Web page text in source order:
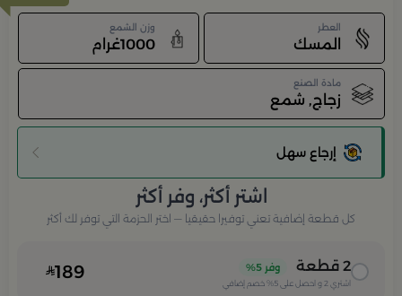
العطر
المسك
وزن الشمع
1000غرام
مادة الصنع
زجاج, شمع
إرجاع سهل
اشتر أكثر، وفر أكثر
كل قطعة إضافية تعني توفيرا حقيقيا — اختر الحزمة التي توفر لك أكثر
2 قطعة وفر 5%
اشتري 2 و احصل على 5% خصم إضافي 189